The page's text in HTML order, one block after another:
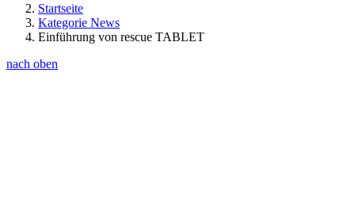
Startseite
Kategorie News
Einführung von rescue TABLET
nach oben